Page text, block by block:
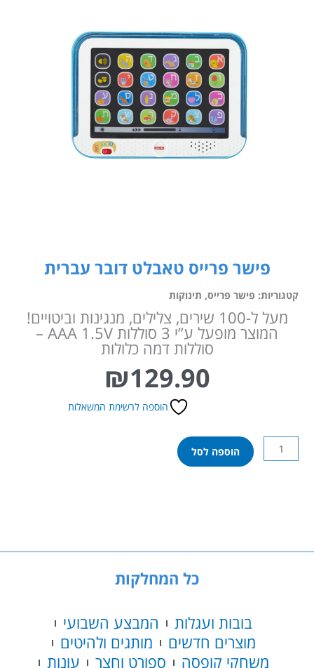
פישר פרייס טאבלט דובר עברית
קטגוריות: פישר פרייס, תינוקות
מעל ל-100 שירים, צלילים, מנגינות וביטויים!
המוצר מופעל ע”י 3 סוללות AAA 1.5V –
סוללות דמה כלולות
₪129.90
הוספה לרשימת המשאלות
כמות
של
הוספה לסל
כל המחלקות
בובות ועגלות
המבצע השבועי
מוצרים חדשים
מותגים ולהיטים
משחקי קופסה
ספורט וחצר
עונות